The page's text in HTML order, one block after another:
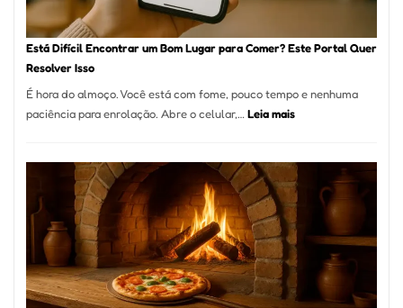
Paulo
Está Difícil Encontrar um Bom Lugar para Comer? Este Portal Quer
Resolver Isso
É hora do almoço. Você está com fome, pouco tempo e nenhuma
paciência para enrolação. Abre o celular,… Leia mais:
Encontrar
um
Bom
Lugar
para
Comer?
Este